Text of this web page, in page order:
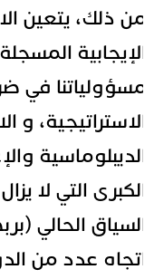
ذلك، يتعين
في
و
التي لا
الحالي
عدد من